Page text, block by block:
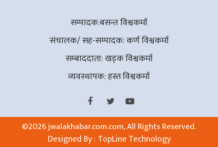
सम्पादक:बसन्त विश्वकर्मा
संचालक/ सह-सम्पादक: कर्ण विश्वकर्मा
सम्बाददाता: खड्क विश्वकर्मा
व्यवस्थापक: हस्त विश्वकर्मा
©2026 jwalakhabar.com.com, All Rights Reserved.
Designed By : TopLine Technology